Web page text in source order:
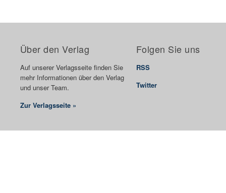
Über den Verlag
Auf unserer Verlagsseite finden Sie
mehr Informationen über den Verlag
und unser Team.
Zur Verlagsseite »
Folgen Sie uns
RSS
Twitter